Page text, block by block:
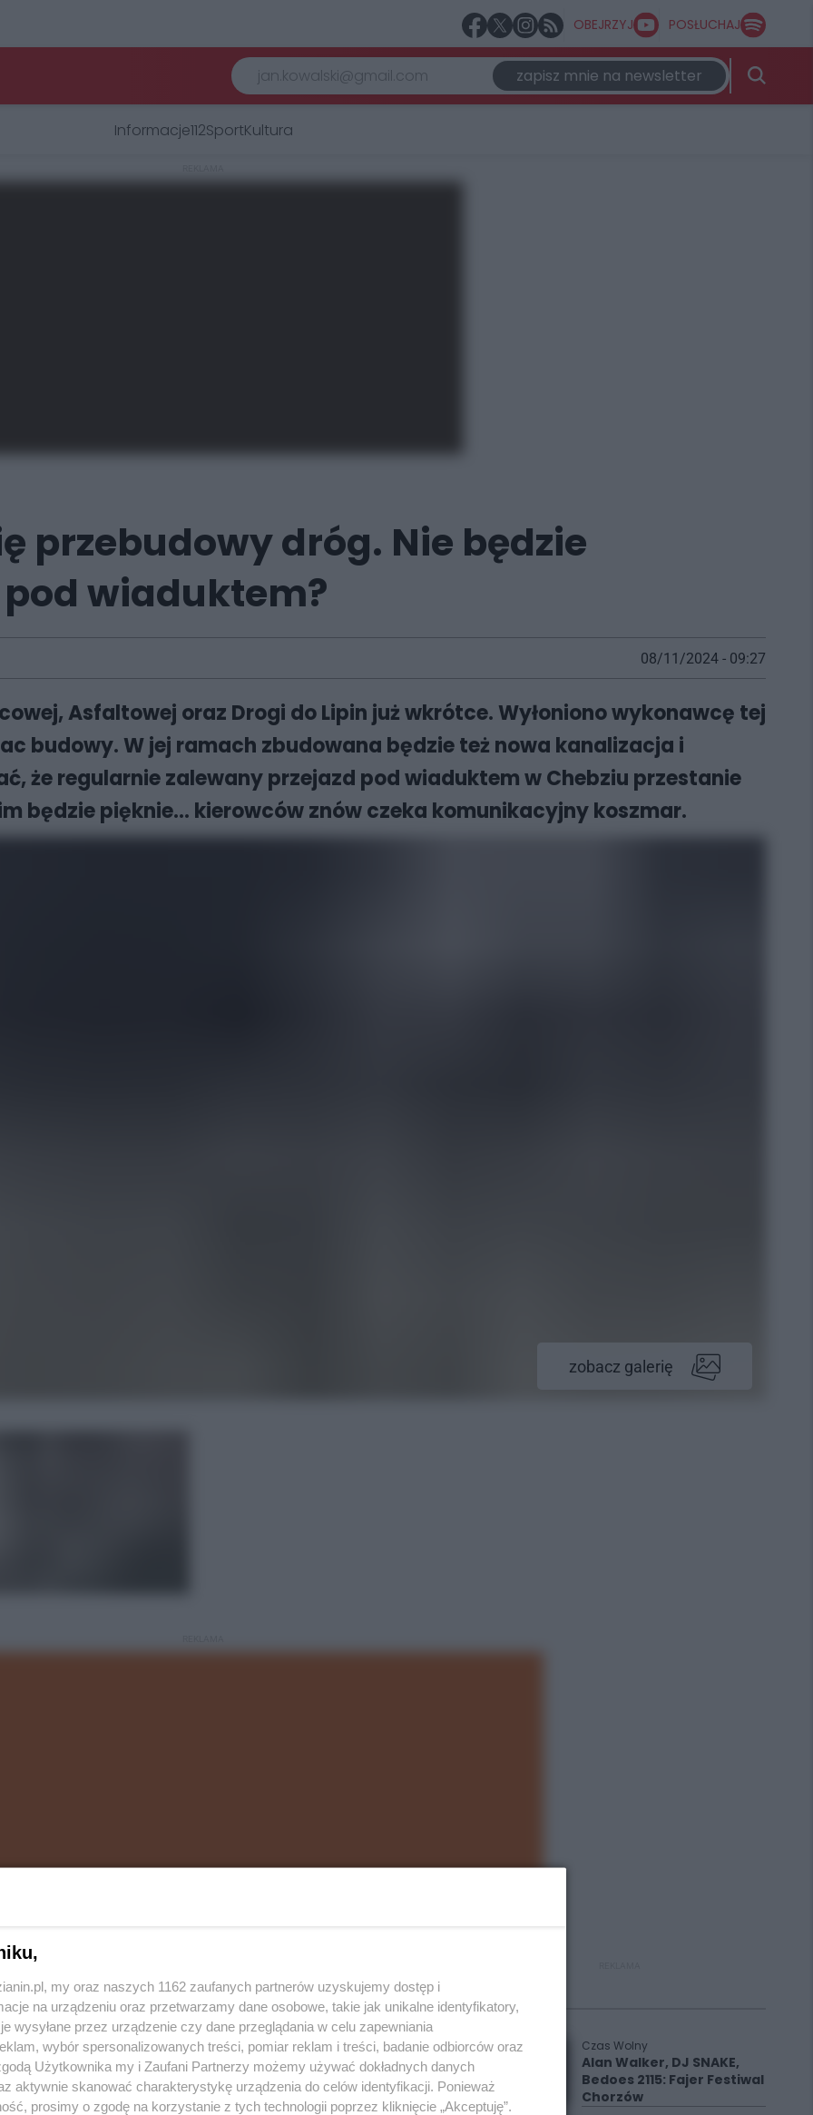
OBEJRZYJ POSŁUCHAJ
zapisz mnie na newsletter
Informacje112SportKultura
przebudowy dróg. Nie będzie
wiaduktem?
08/11/2024 - 09:27
Asfaltowej oraz Drogi do Lipin już wkrótce. Wyłoniono wykonawcę tej
budowy. W jej ramach zbudowana będzie też nowa kanalizacja i
że regularnie zalewany przejazd pod wiaduktem w Chebziu przestanie
będzie pięknie... kierowców znów czeka komunikacyjny koszmar.
zobacz galerię
będzie układ ulic na odcinku od granicy ze
oraz do ulicy Karola Goduli i ulicy Pawła.
i wybudowana przepompownia wód
teletechnicznej, elektroenergetycznej oraz
wymieniona będzie warstwa konstrukcyjna dróg
Polecane
Czas Wolny
Alan Walker, DJ SNAKE,
Bedoes 2115: Fajer Festiwal
Chorzów
my oraz naszych 1162 zaufanych partnerów uzyskujemy dostęp i
na urządzeniu oraz przetwarzamy dane osobowe, takie jak unikalne identyfikatory,
wysyłane przez urządzenie czy dane przeglądania w celu zapewniania
wybór spersonalizowanych treści, pomiar reklam i treści, badanie odbiorców oraz
Użytkownika my i Zaufani Partnerzy możemy używać dokładnych danych
aktywnie skanować charakterystykę urządzenia do celów identyfikacji. Ponieważ
prosimy o zgodę na korzystanie z tych technologii poprzez kliknięcie „Akceptuję”.